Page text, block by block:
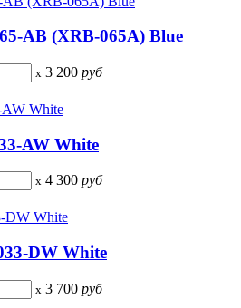
AB (XRB-065A) Blue
x 3 200 руб
AW White
x 4 300 руб
DW White
x 3 700 руб